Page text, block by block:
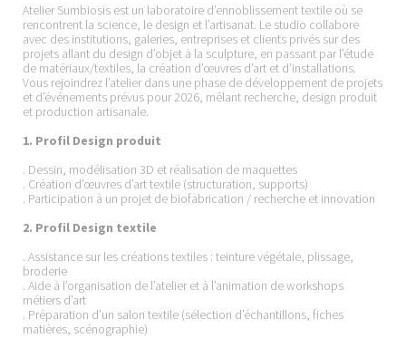
Atelier Sumbiosis est un laboratoire d’ennoblissement textile où se
rencontrent la science, le design et l’artisanat. Le studio collabore
avec des institutions, galeries, entreprises et clients privés sur des
projets allant du design d’objet à la sculpture, en passant par l’étude
de matériaux/textiles, la création d’œuvres d’art et d’installations.
Vous rejoindrez l’atelier dans une phase de développement de projets
et d’événements prévus pour 2026, mêlant recherche, design produit
et production artisanale.
1. Profil Design produit
. Dessin, modélisation 3D et réalisation de maquettes
. Création d’œuvres d’art textile (structuration, supports)
. Participation à un projet de biofabrication / recherche et innovation
2. Profil Design textile
. Assistance sur les créations textiles : teinture végétale, plissage,
broderie
. Aide à l’organisation de l’atelier et à l’animation de workshops
métiers d’art
. Préparation d’un salon textile (sélection d’échantillons, fiches
matières, scénographie)